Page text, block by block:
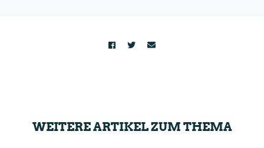
WEITERE ARTIKEL ZUM THEMA